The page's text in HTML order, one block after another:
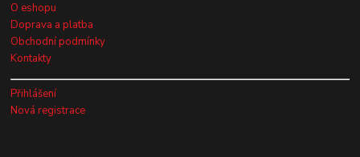
O eshopu
Doprava a platba
Obchodní podmínky
Kontakty
Přihlášení
Nová registrace